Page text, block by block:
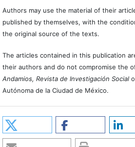
Authors may use the material of their
published by themselves, with the
the original source of the texts.
The articles contained in this publication
their authors and do not compromise the
Andamios, Revista de Investigación Social
Autónoma de la Ciudad de México.